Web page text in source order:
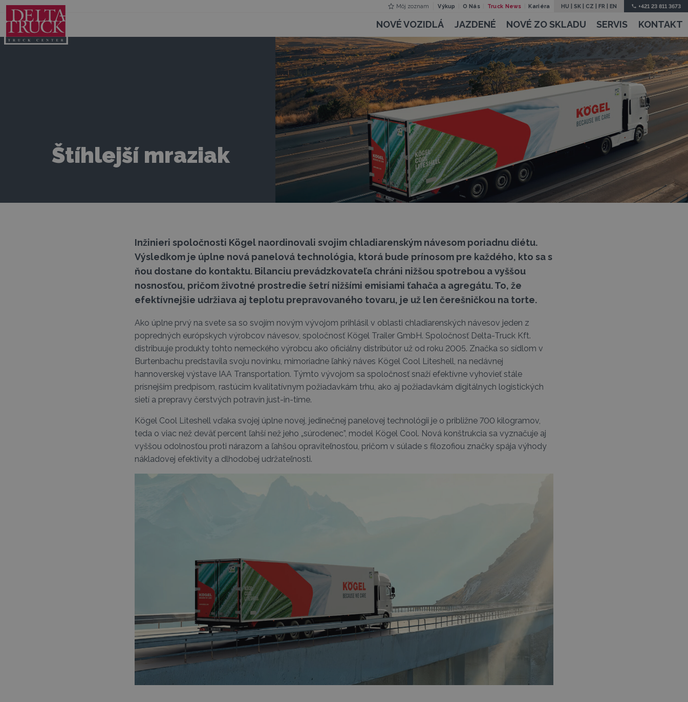
Môj zoznam Výkup O Nás Truck News Kariéra HU |SK CZ |FR |EN +421 23 811 3673
NOVÉ VOZIDLÁ JAZDENÉ NOVÉ ZO SKLADU SERVIS KONTAKT
Štíhlejší mraziak
Inžinieri spoločnosti Kögel naordinovali svojim chladiarenským návesom poriadnu diétu.
Výsledkom je úplne nová panelová technológia, ktorá bude prínosom pre každého, kto sa s
ňou dostane do kontaktu. Bilanciu prevádzkovateľa chráni nižšou spotrebou a vyššou
nosnosťou, pričom životné prostredie šetrí nižšími emisiami ťahača a agregátu. To, že
efektívnejšie udržiava aj teplotu prepravovaného tovaru, je už len čerešničkou na torte.
Ako úplne prvý na svete sa so svojím novým vývojom prihlásil v oblasti chladiarenských návesov jeden z
popredných európskych výrobcov návesov, spoločnosť Kögel Trailer GmbH. Spoločnosť Delta-Truck Kft.
distribuuje produkty tohto nemeckého výrobcu ako oficiálny distribútor už od roku 2005. Značka so sídlom v
Burtenbachu predstavila svoju novinku, mimoriadne ľahký náves Kögel Cool Liteshell, na nedávnej
hannoverskej výstave IAA Transportation. Týmto vývojom sa spoločnosť snaží efektívne vyhovieť stále
prísnejším predpisom, rastúcim kvalitatívnym požiadavkám trhu, ako aj požiadavkám digitálnych logistických
sietí a prepravy čerstvých potravín just-in-time.
Kögel Cool Liteshell vďaka svojej úplne novej, jedinečnej panelovej technológii je o približne 700 kilogramov,
teda o viac než deväť percent ľahší než jeho „súrodenec”, model Kögel Cool. Nová konštrukcia sa vyznačuje aj
vyššou odolnosťou proti nárazom a ľahšou opraviteľnosťou, pričom v súlade s filozofiou značky spája výhody
nákladovej efektivity a dlhodobej udržateľnosti.